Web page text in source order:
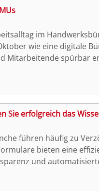
im
wie eine digitale
Mitarbeitende spürbar
Sie erfolgreich das
führen häufig zu
bieten eine
und
optimierten Prozessen,